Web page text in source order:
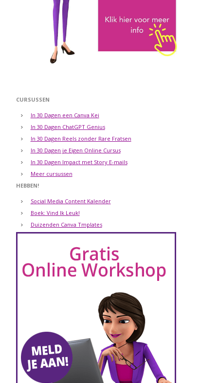
CURSUSSEN
In 30 Dagen een Canva Kei
In 30 Dagen ChatGPT Genius
In 30 Dagen Reels zonder Rare Fratsen
In 30 Dagen je Eigen Online Cursus
In 30 Dagen Impact met Story E-mails
Meer cursussen
HEBBEN!
Social Media Content Kalender
Boek: Vind Ik Leuk!
Duizenden Canva Tmplates